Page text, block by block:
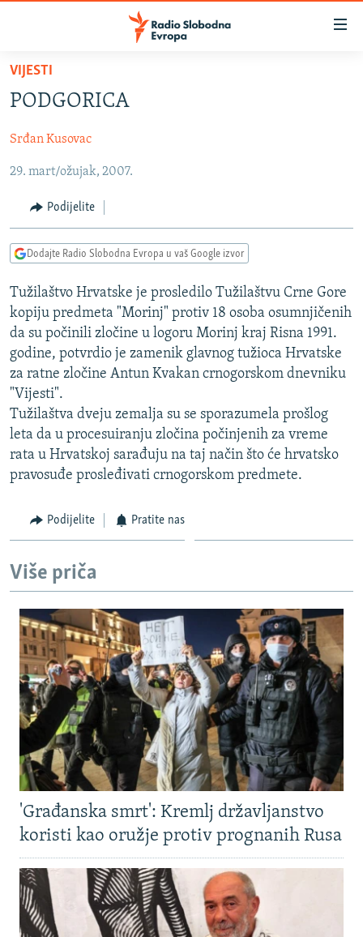
Pređite
glavni
Pređite
na
navigaciju
Pređite
na
pretragu
SRBIJA
KOSOVO
CRNA GORA
VIZUELNO
VIDEO
FOTOGALERIJE
INFOGRAFIKE
PODCASTI
RAT U UKRAJINI
KINA NA BALKANU
RSE PRIČE IZ SVIJETA
ISPRIČAJ MI
DNEVNO@RSE
SPECIJALI RSE
VIŠE OD NASLOVA
POPLAVE I KLIZIŠTA U BIH 2024.
POST SCRIPTUM
MOJA EVROPA
TRI DECENIJE OD RATA U BIH
SVE KARTE DEJTONA
NASTANAK I RASPAD JUGOSLAVIJE
PRATITE NAS
VIJESTI
PODGORICA
Srđan Kusovac
29. mart/ožujak, 2007.
Podijelite
Dodajte Radio Slobodna Evropa u vaš Google izvor
Tužilaštvo Hrvatske je prosledilo Tužilaštvu Crne Gore
kopiju predmeta "Morinj" protiv 18 osoba osumnjičenih
da su počinili zločine u logoru Morinj kraj Risna 1991.
godine, potvrdio je zamenik glavnog tužioca Hrvatske
za ratne zločine Antun Kvakan crnogorskom dnevniku
"Vijesti".
Tužilaštva dveju zemalja su se sporazumela prošlog
leta da u procesuiranju zločina počinjenih za vreme
rata u Hrvatskoj sarađuju na taj način što će hrvatsko
pravosuđe prosleđivati crnogorskom predmete.
Podijelite Pratite nas
Više priča
'Građanska smrt': Kremlj državljanstvo
koristi kao oružje protiv prognanih Rusa